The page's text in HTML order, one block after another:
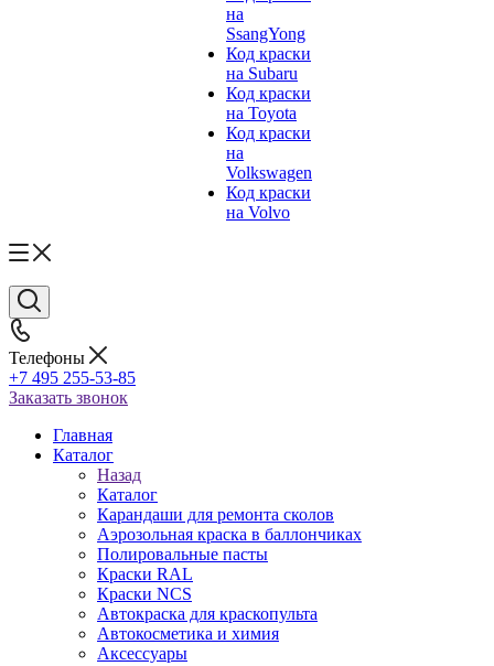
на
SsangYong
Код краски
на Subaru
Код краски
на Toyota
Код краски
на
Volkswagen
Код краски
на Volvo
Телефоны
+7 495 255-53-85
Заказать звонок
Главная
Каталог
Назад
Каталог
Карандаши для ремонта сколов
Аэрозольная краска в баллончиках
Полировальные пасты
Краски RAL
Краски NCS
Автокраска для краскопульта
Автокосметика и химия
Аксессуары